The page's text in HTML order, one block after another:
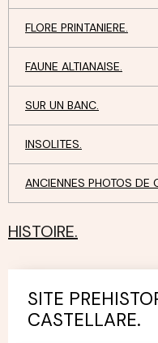
FLORE PRINTANIERE.
FAUNE ALTIANAISE.
SUR UN BANC.
INSOLITES.
ANCIENNES PHOTOS DE
HISTOIRE.
SITE
CASTELLARE.